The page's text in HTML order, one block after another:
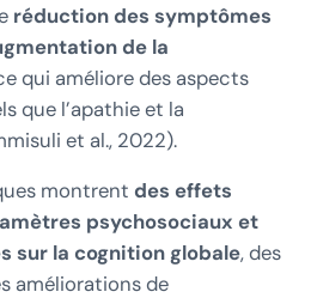
réduction des symptômes
de la
qui améliore des aspects
que l’apathie et la
et al., 2022).
montrent des effets
psychosociaux et
sur la cognition globale, des
améliorations de